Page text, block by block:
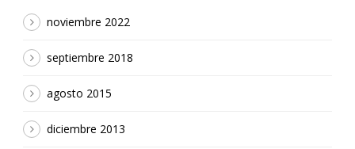
noviembre 2022
septiembre 2018
agosto 2015
diciembre 2013